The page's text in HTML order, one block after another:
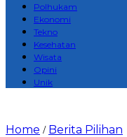
Polhukam
Ekonomi
Tekno
Kesehatan
Wisata
Opini
Unik
Home / Berita Pilihan